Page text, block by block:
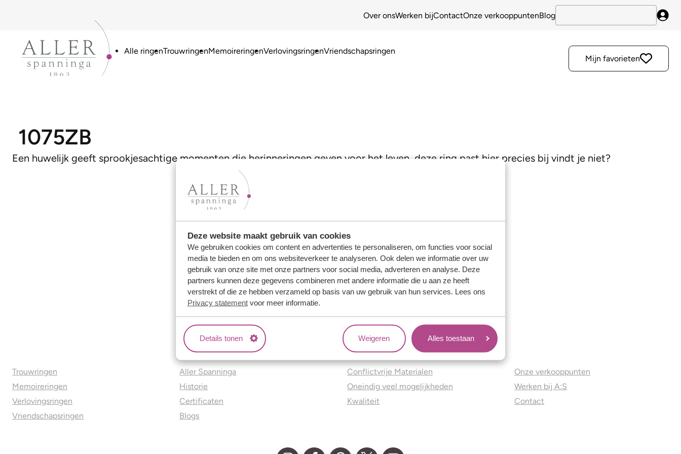
Deze website maakt gebruik van cookies
We gebruiken cookies om content en advertenties te personaliseren, om functies voor social
media te bieden en om ons websiteverkeer te analyseren. Ook delen we informatie over uw
gebruik van onze site met onze partners voor social media, adverteren en analyse. Deze
partners kunnen deze gegevens combineren met andere informatie die u aan ze heeft
verstrekt of die ze hebben verzameld op basis van uw gebruik van hun services. Lees ons
Privacy statementvoor meer informatie.
Details tonen Weigeren Alles toestaan
Over onsWerken bijContactOnze verkooppuntenBlog
Alle ringenTrouwringenMemoireringenVerlovingsringenVriendschapsringen
Mijn favorieten
1075ZB
Een huwelijk geeft sprookjesachtige momenten die herinneringen geven voor het leven, deze ring past hier precies bij vindt je niet?
Trouwringen
Memoireringen
Verlovingsringen
Vriendschapsringen
Over ons
Aller Spanninga
Historie
Certificaten
Blogs
Jouw voordelen
Conflictvrije Materialen
Oneindig veel mogelijkheden
Kwaliteit
Onze verkooppunten
Werken bij A:S
Contact